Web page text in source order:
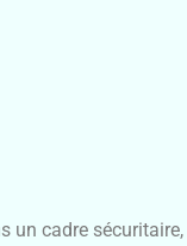
un cadre sécuritaire,